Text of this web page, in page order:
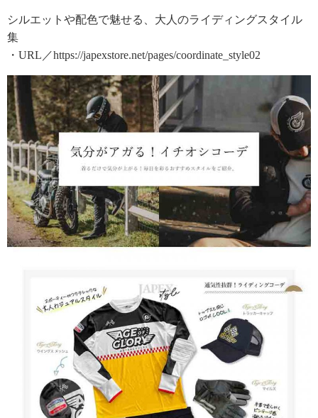
シルエットや配色で魅せる、大人のライディングスタイル
集
・URL／https://japexstore.net/pages/coordinate_style02